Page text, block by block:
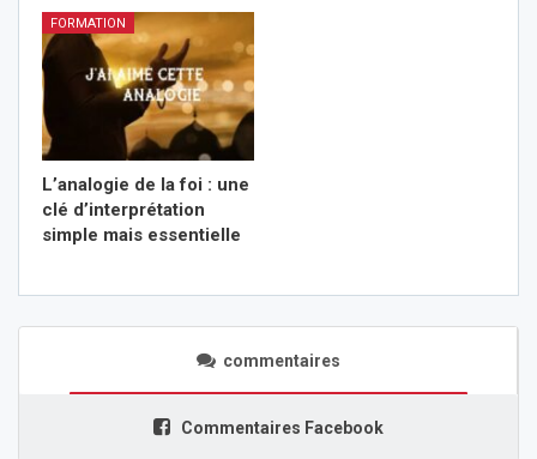
FORMATION
L’analogie de la foi : une
clé d’interprétation
simple mais essentielle
commentaires
Commentaires Facebook